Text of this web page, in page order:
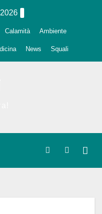
Calamità Ambiente
News Squali